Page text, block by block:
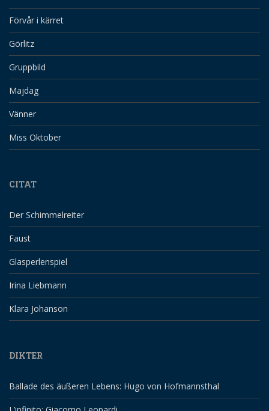
Förvår i kärret
Görlitz
Gruppbild
Majdag
Vänner
Miss Oktober
CITAT
Der Schimmelreiter
Faust
Glasperlenspiel
Irina Liebmann
Klara Johanson
DIKTER
Ballade des äußeren Lebens: Hugo von Hofmannsthal